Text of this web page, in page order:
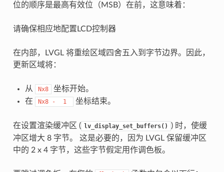
位的顺序是最高有效位（MSB）在前，这意味着：
请确保相应地配置LCD控制器
在内部，LVGL 将重绘区域四舍五入到字节边界。因此，
更新区域将：
从 Nx8
坐标开始。
在
Nx8 - 1 坐标结束。
在设置渲染缓冲区 ( lv_display_set_buffers()
) 时，使缓
冲区增大 8 字节。 这是必要的，因为 LVGL 保留缓冲区
中的 2 x 4 字节，这些字节假定用作调色板。